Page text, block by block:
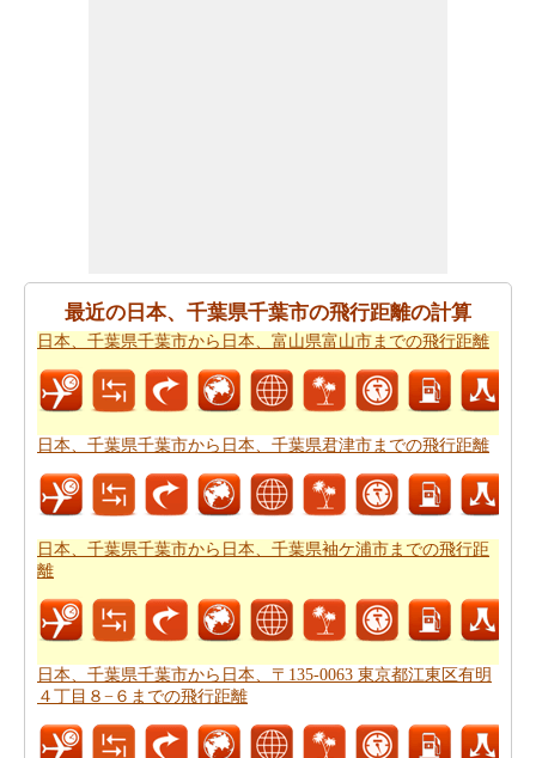
い。
日本、千葉県千葉市から日本、富山県富山市まで飛行機
で旅行をお探しですか。あなたはまた、日本、千葉県千
葉市から日本、富山県富山市までの飛行時間 を知ること
新しい場所に行くの後、あなたの目的地へのルートを知
ることが重要です。場合はルートを認識していません、
での道路ルートプランをチェックすることができます。
あなたは道路で旅行したいですか。駆動するのに費用が
かかるどのくらい知ってはいけませんか。あなたは日
本、千葉県千葉市から日本、富山県富山市までの旅行の
費用をもらいます。
最近の日本、千葉県千葉市の飛行距離の計算
日本、千葉県千葉市から日本、富山県富山市までの飛行距離
日本、千葉県千葉市から日本、千葉県君津市までの飛行距離
日本、千葉県千葉市から日本、千葉県袖ケ浦市までの飛行距
離
日本、千葉県千葉市から日本、〒135-0063 東京都江東区有明
４丁目８−６までの飛行距離